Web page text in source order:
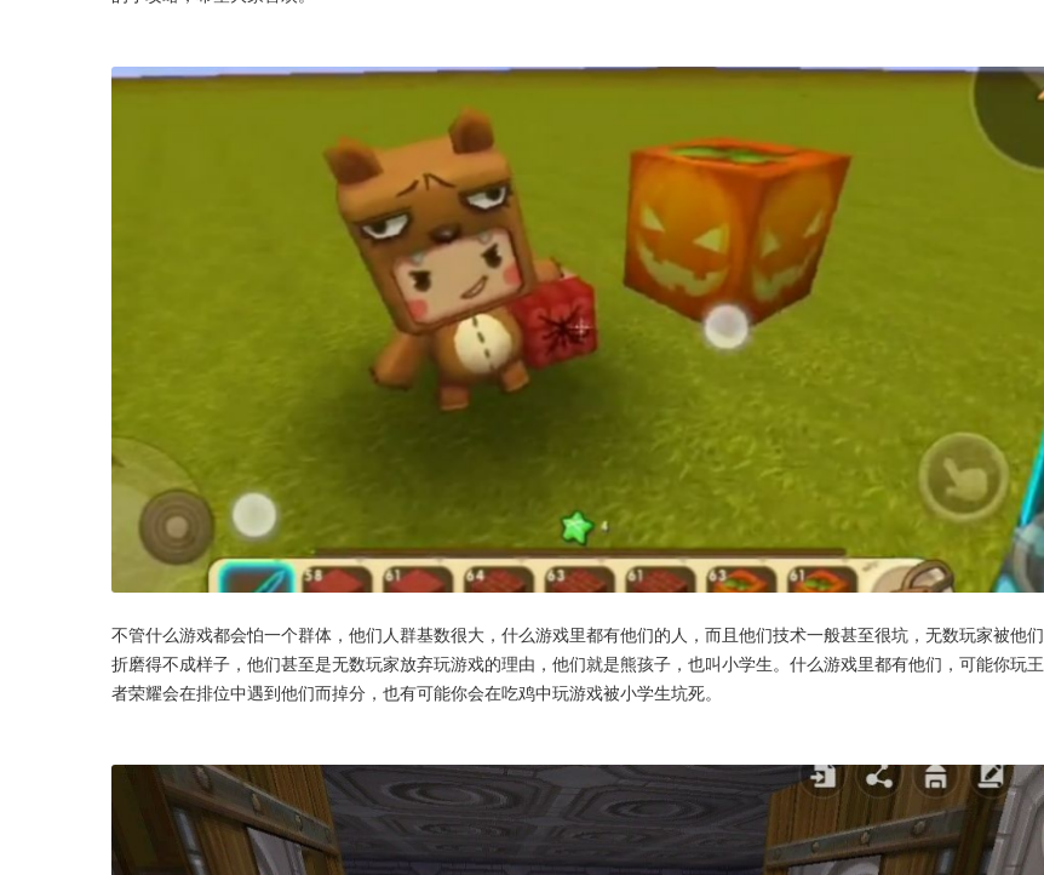
不管什么游戏都会怕一个群体，他们人群基数很大，什么游戏里都有他们的人，而且他们技术一般甚至很坑，无数玩家被他们
折磨得不成样子，他们甚至是无数玩家放弃玩游戏的理由，他们就是熊孩子，也叫小学生。什么游戏里都有他们，可能你玩王
者荣耀会在排位中遇到他们而掉分，也有可能你会在吃鸡中玩游戏被小学生坑死。